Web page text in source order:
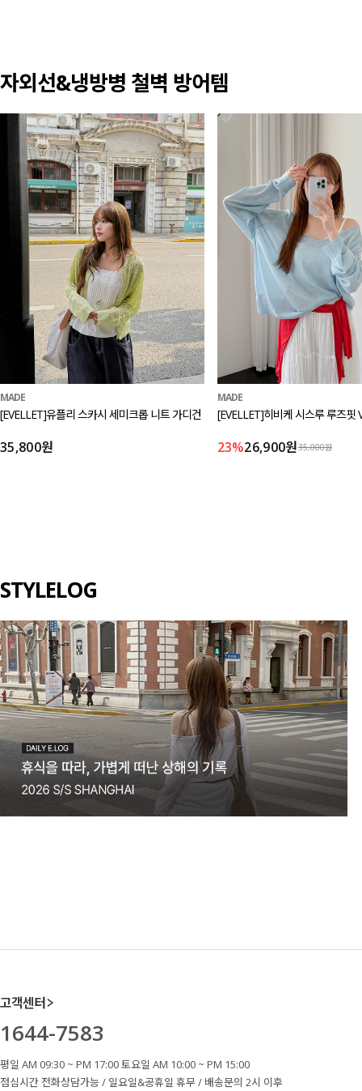
자외선&냉방병 철벽 방어템
MADE
[EVELLET]유플리 스카시 세미크롭 니트 가디건
35,800원
MADE
[EVELLET]히비케 시스루 루즈핏
23%26,900원35,000원
STYLELOG
고객센터
1644-7583
평일 AM 09:30 ~ PM 17:00 토요일 AM 10:00 ~ PM 15:00
점심시간 전화상담가능 / 일요일&공휴일 휴무 / 배송문의 2시 이후